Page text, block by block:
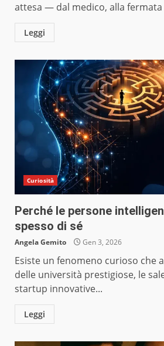
attesa — dal medico, alla fermata
Leggi
Curiosità
Perché le persone
spesso di sé
Angela Gemito Gen 3, 2026
Esiste un fenomeno curioso che
delle università prestigiose, le
startup innovative...
Leggi